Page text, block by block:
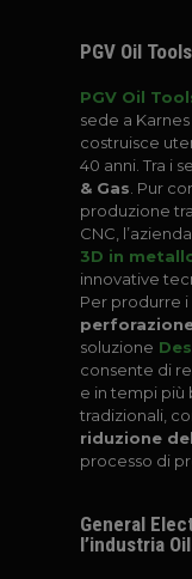
PGV Oil
PGV Oil
sede a
costruisce
40 anni. Tra i
& Gas . Pur
produzione
CNC,
3D in
innovative
Per produrre i
soluzione
consente di
e in tempi più
tradizionali,
riduzione
processo di
General
l’industria